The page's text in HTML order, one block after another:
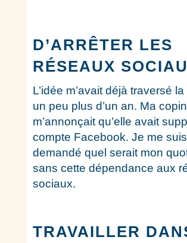
D’ARRÊTER LES
RÉSEAUX
L’idée m’avait déjà traversé
un peu plus d’un an. Ma
m’annonçait qu’elle avait
compte Facebook. Je me
demandé quel serait mon
sans cette dépendance aux
sociaux.
TRAVAILLER